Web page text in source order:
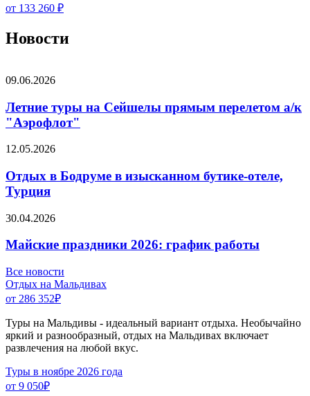
от 133 260 ₽
Новости
09.06.2026
Летние туры на Сейшелы прямым перелетом а/к
"Аэрофлот"
12.05.2026
Отдых в Бодруме в изысканном бутике-отеле,
Турция
30.04.2026
Майские праздники 2026: график работы
Все новости
Отдых на Мальдивах
от 286 352₽
Туры на Мальдивы - идеальный вариант отдыха. Необычайно
яркий и разнообразный, отдых на Мальдивах включает
развлечения на любой вкус.
Туры в ноябре 2026 года
от 9 050₽